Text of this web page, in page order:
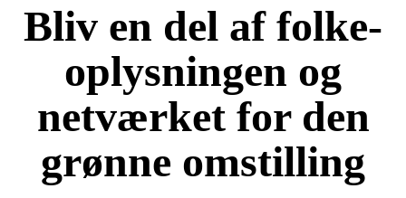
Bliv en del af folke-
oplysningen og
netværket for den
grønne omstilling